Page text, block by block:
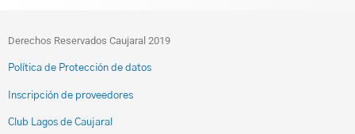
Derechos Reservados Caujaral 2019
Política de Protección de datos
Inscripción de proveedores
Club Lagos de Caujaral